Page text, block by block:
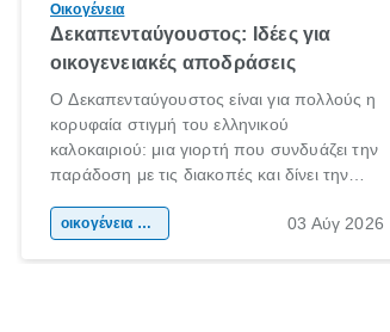
Οικογένεια
Δεκαπενταύγουστος: Ιδέες για
οικογενειακές αποδράσεις
Ο Δεκαπενταύγουστος είναι για πολλούς η
κορυφαία στιγμή του ελληνικού
καλοκαιριού: μια γιορτή που συνδυάζει την
παράδοση με τις διακοπές και δίνει την
χώρας. Είτε πρόκειται για λίγες μέρες
οικογένεια & παιδί 03 Αύγ 2026